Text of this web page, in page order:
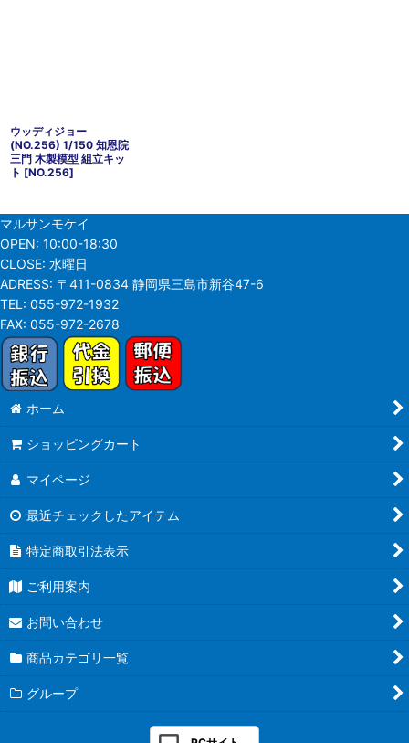
ウッディジョー
(NO.256) 1/150 知恩院
三門 木製模型 組立キッ
ト [NO.256]
マルサンモケイ
OPEN: 10:00-18:30
CLOSE: 水曜日
ADRESS: 〒411-0834 静岡県三島市新谷47-6
TEL: 055-972-1932
FAX: 055-972-2678
ホーム
ショッピングカート
マイページ
最近チェックしたアイテム
特定商取引法表示
ご利用案内
お問い合わせ
商品カテゴリ一覧
グループ